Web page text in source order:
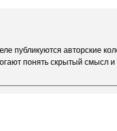
публикуются авторские
понять скрытый смысл и